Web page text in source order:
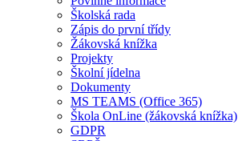
Školská rada
Zápis do první třídy
Žákovská knížka
Projekty
Školní jídelna
Dokumenty
MS TEAMS (Office 365)
Škola OnLine (žákovská knížka)
GDPR